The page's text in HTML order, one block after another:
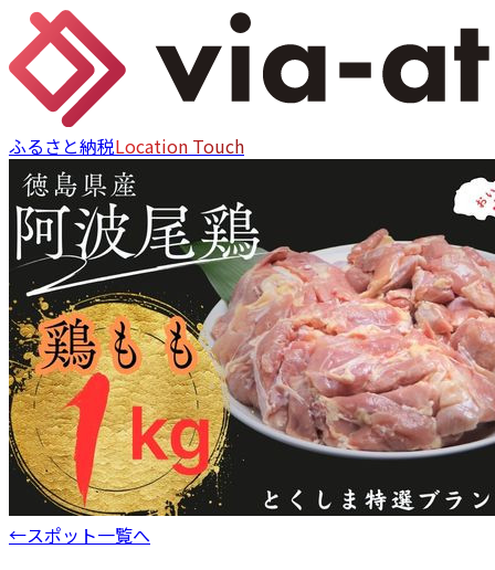
ふるさと納税Location Touch
←スポット一覧へ